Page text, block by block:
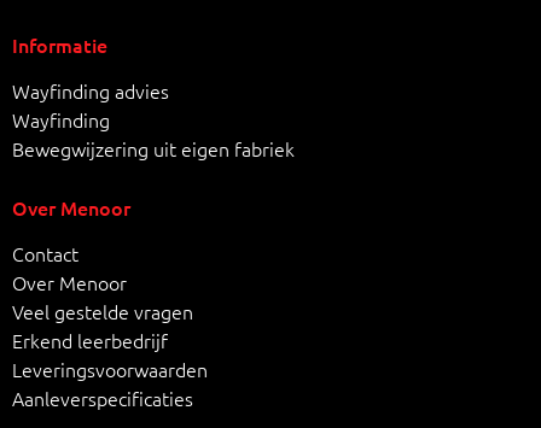
Informatie
Wayfinding advies
Wayfinding
Bewegwijzering uit eigen fabriek
Over Menoor
Contact
Over Menoor
Veel gestelde vragen
Erkend leerbedrijf
Leveringsvoorwaarden
Aanleverspecificaties